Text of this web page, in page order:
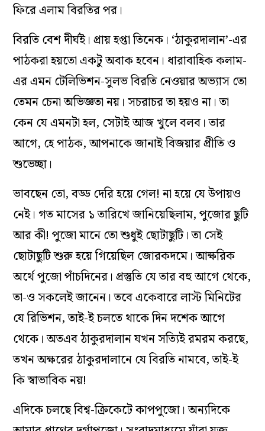
ফিরে এলাম বিরতির পর।
বিরতি বেশ দীর্ঘই। প্রায় হপ্তা তিনেক। ‘ঠাকুরদালান’-এর
পাঠকরা হয়তো একটু অবাক হবেন। ধারাবাহিক কলাম-
এর এমন টেলিভিশন-সুলভ বিরতি নেওয়ার অভ্যাস তো
তেমন চেনা অভিজ্ঞতা নয়। সচরাচর তা হয়ও না। তা
কেন যে এমনটা হল, সেটাই আজ খুলে বলব। তার
আগে, হে পাঠক, আপনাকে জানাই বিজয়ার প্রীতি ও
শুভেচ্ছা।
ভাবছেন তো, বড্ড দেরি হয়ে গেল! না হয়ে যে উপায়ও
নেই। গত মাসের ১ তারিখে জানিয়েছিলাম, পুজোর ছুটি
আর কী! পুজো মানে তো শুধুই ছোটাছুটি। তা সেই
ছোটাছুটি শুরু হয়ে গিয়েছিল জোরকদমে। আক্ষরিক
অর্থে পুজো পাঁচদিনের। প্রস্তুতি যে তার বহু আগে থেকে,
তা-ও সকলেই জানেন। তবে একেবারে লাস্ট মিনিটের
যে রিভিশন, তাই-ই চলতে থাকে দিন দশেক আগে
থেকে। অতএব ঠাকুরদালান যখন সত্যিই রমরম করছে,
তখন অক্ষরের ঠাকুরদালানে যে বিরতি নামবে, তাই-ই
কি স্বাভাবিক নয়!
এদিকে চলছে বিশ্ব-ক্রিকেটে কাপপুজো। অন্যদিকে